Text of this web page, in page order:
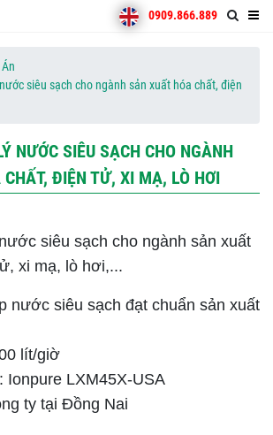
0909.866.889
siêu sạch cho ngành sản xuất hóa chất, điện
NƯỚC SIÊU SẠCH CHO NGÀNH
ĐIỆN TỬ, XI MẠ, LÒ HƠI
siêu sạch cho ngành sản xuất
xi mạ, lò hơi,...
nước siêu sạch đạt chuẩn sản xuất
lít/giờ
Ionpure LXM45X-USA
ty tại Đồng Nai